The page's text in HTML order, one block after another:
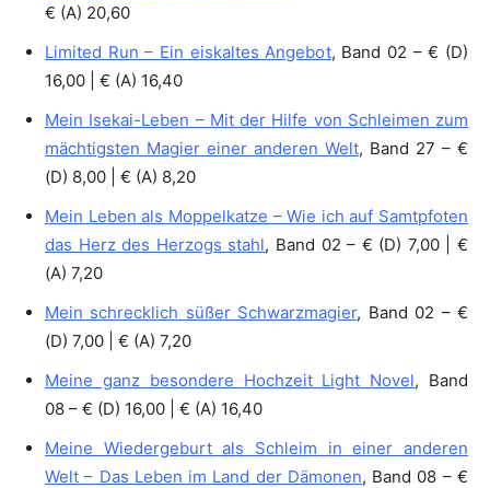
€ (A) 20,60
Limited Run – Ein eiskaltes Angebot, Band 02 – € (D)
16,00 | € (A) 16,40
Mein Isekai-Leben – Mit der Hilfe von Schleimen zum
mächtigsten Magier einer anderen Welt, Band 27 – €
(D) 8,00 | € (A) 8,20
Mein Leben als Moppelkatze – Wie ich auf Samtpfoten
das Herz des Herzogs stahl, Band 02 – € (D) 7,00 | €
(A) 7,20
Mein schrecklich süßer Schwarzmagier, Band 02 – €
(D) 7,00 | € (A) 7,20
Meine ganz besondere Hochzeit Light Novel, Band
08 – € (D) 16,00 | € (A) 16,40
Meine Wiedergeburt als Schleim in einer anderen
Welt – Das Leben im Land der Dämonen, Band 08 – €